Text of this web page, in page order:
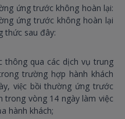
ứng trước không hoàn lại:
ứng trước không hoàn lại
thức sau đây:
thông qua các dịch vụ trung
trường hợp hành khách
việc bồi thường ứng trước
trong vòng 14 ngày làm việc
hành khách;